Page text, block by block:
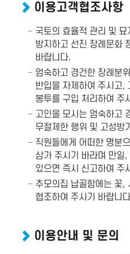
이용고객협조사항
국토의 효율적 관리 및
방지하고 선진 장례문화
바랍니다.
엄숙하고 경건한 장례분
반입을 자제하여 주시고,
봉투를 구입 처리하여 주
고인을 모시는 엄숙하고
무절제한 행위 및 고성방
직원들에게 어떠한 명분
삼가 주시기 바라며 만일
있으면 즉시 신고하여 주
추모의집 납골함에는 꽃,
협조하여 주시기 바랍니
이용안내 및 문의